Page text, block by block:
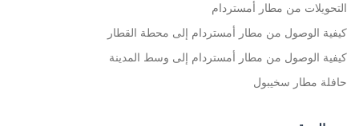
التحويلات من مطار أمستردام
كيفية الوصول من مطار أمستردام إلى محطة القطار
كيفية الوصول من مطار أمستردام إلى وسط المدينة
حافلة مطار سخيبول